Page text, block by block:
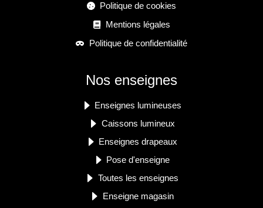
Politique de cookies
Mentions légales
Politique de confidentialité
Nos enseignes
Enseignes lumineuses
Caissons lumineux
Enseignes drapeaux
Pose d'enseigne
Toutes les enseignes
Enseigne magasin